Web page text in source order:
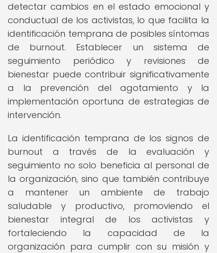
detectar cambios en el estado emocional y
conductual de los activistas, lo que facilita la
identificación temprana de posibles síntomas
de burnout. Establecer un sistema de
seguimiento periódico y revisiones de
bienestar puede contribuir significativamente
a la prevención del agotamiento y la
implementación oportuna de estrategias de
intervención.
La identificación temprana de los signos de
burnout a través de la evaluación y
seguimiento no solo beneficia al personal de
la organización, sino que también contribuye
a mantener un ambiente de trabajo
saludable y productivo, promoviendo el
bienestar integral de los activistas y
fortaleciendo la capacidad de la
organización para cumplir con su misión y